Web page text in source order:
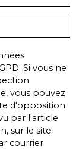
Si vous ne
vous pouvez
d'opposition
par l'article
sur le site
courrier